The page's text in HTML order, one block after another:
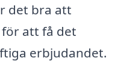
det bra att
att få det
erbjudandet.